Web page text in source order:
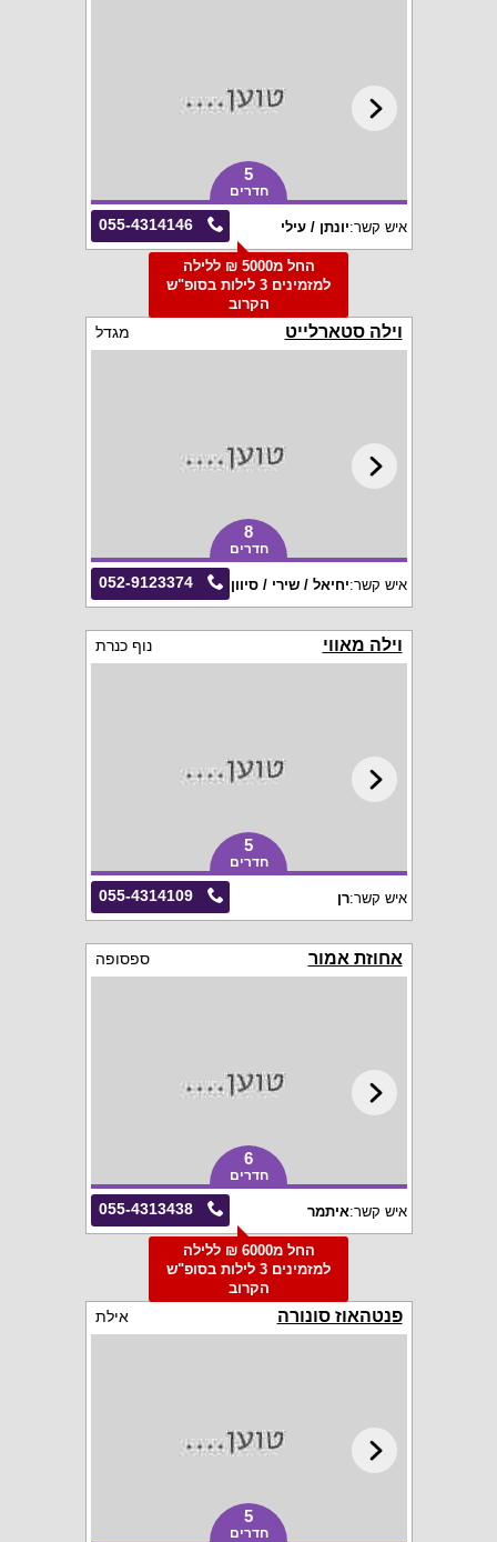
5
חדרים
055-4314146 איש קשר:יונתן / עילי
החל מ5000 ₪ ללילה
למזמינים 3 לילות בסופ"ש
הקרוב
וילה סטארלייט מגדל
8
חדרים
052-9123374 איש קשר:יחיאל / שירי / סיוון
וילה מאווי נוף כנרת
5
חדרים
055-4314109 איש קשר:רן
אחוזת אמור ספסופה
6
חדרים
055-4313438 איש קשר:איתמר
החל מ6000 ₪ ללילה
למזמינים 3 לילות בסופ"ש
הקרוב
פנטהאוז סונורה אילת
5
חדרים